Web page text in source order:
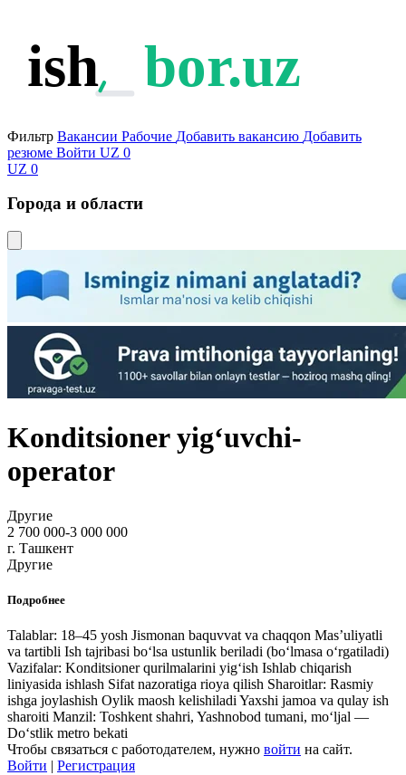
ish bor.uz
Фильтр Вакансии Рабочие Добавить вакансию Добавить
резюме Войти UZ 0
UZ 0
Города и области
Konditsioner yig‘uvchi-
operator
Другие
2 700 000-3 000 000
г. Ташкент
Другие
Подробнее
Talablar: 18–45 yosh Jismonan baquvvat va chaqqon Mas’uliyatli
va tartibli Ish tajribasi bo‘lsa ustunlik beriladi (bo‘lmasa o‘rgatiladi)
Vazifalar: Konditsioner qurilmalarini yig‘ish Ishlab chiqarish
liniyasida ishlash Sifat nazoratiga rioya qilish Sharoitlar: Rasmiy
ishga joylashish Oylik maosh kelishiladi Yaxshi jamoa va qulay ish
sharoiti Manzil: Toshkent shahri, Yashnobod tumani, mo‘ljal —
Do‘stlik metro bekati
Чтобы связаться с работодателем, нужно войти на сайт.
Войти | Регистрация